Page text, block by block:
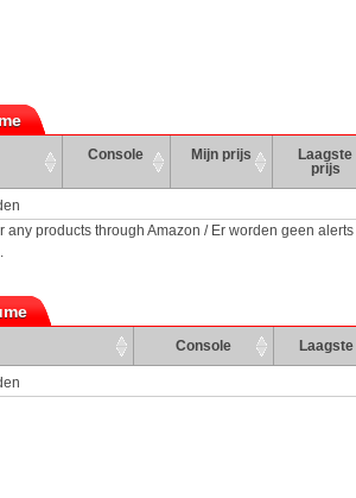
Console Mijn prijs
Laagste
prijs
any products through Amazon / Er worden geen
Console